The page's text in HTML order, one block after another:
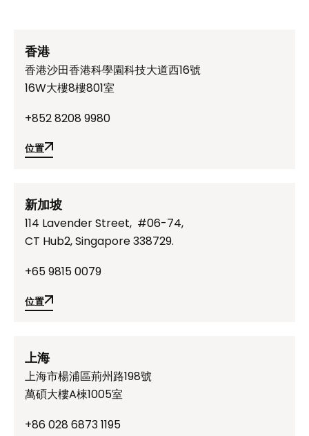
香港
香港沙田香港科學園科技大道西16號
16W大樓8樓801室
+852 8208 9980
位置
位置
新加坡
114 Lavender Street, #06-74,
CT Hub2, Singapore 338729.
+65 9815 0079
位置
位置
上海
上海市楊浦區荊州路198號
萬碩大樓A棟1005室
+86 028 6873 1195